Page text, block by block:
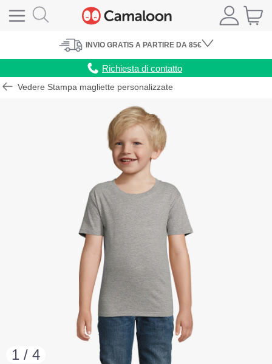
INVIO GRATIS A PARTIRE DA 85€
Richiesta di contatto
Vedere Stampa magliette personalizzate
1 / 4